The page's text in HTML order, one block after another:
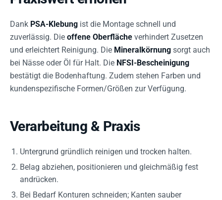
Dank PSA-Klebung ist die Montage schnell und
zuverlässig. Die offene Oberfläche verhindert Zusetzen
und erleichtert Reinigung. Die Mineralkörnung sorgt auch
bei Nässe oder Öl für Halt. Die NFSI-Bescheinigung
bestätigt die Bodenhaftung. Zudem stehen Farben und
kundenspezifische Formen/Größen zur Verfügung.
Verarbeitung & Praxis
Untergrund gründlich reinigen und trocken halten.
Belag abziehen, positionieren und gleichmäßig fest
andrücken.
Bei Bedarf Konturen schneiden; Kanten sauber